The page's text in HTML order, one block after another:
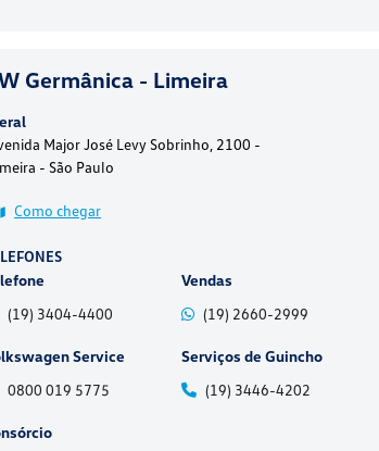
Germânica - Limeira
Major José Levy Sobrinho, 2100 -
- São Paulo
Como chegar
(19) 3404-4400
Vendas
(19) 2660-2999
Service
0800 019 5775
Serviços de Guincho
(19) 3446-4202